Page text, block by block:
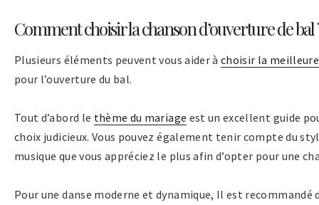
Comment choisir la chanson d’ouverture de bal
Plusieurs éléments peuvent vous aider àchoisir la
pour l’ouverture du bal.
Tout d’abord le thème du mariage est un excellent guide
choix judicieux. Vous pouvez également tenir compte du
musique que vous appréciez le plus afin d’opter pour une
Pour une danse moderne et dynamique, Il est recommandé